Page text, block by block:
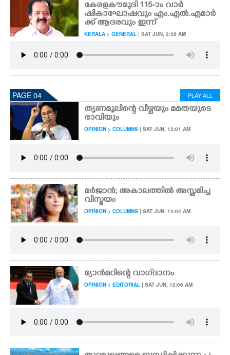
കേരളകൗമുദി 115-ാം വാർ
ഷികാഘോഷവും എം.എൽ.എമാർ
ക്ക് ആദരവും ഇന്ന്
KERALA > GENERAL | SAT JUN, 2:38 AM
PAGE 04 PLAY ALL
തൃണമൂലിന്റെ വീഴ്ചയും മമതയുടെ
ഭാവിയും
OPINION > COLUMNS | SAT JUN, 12:01 AM
മർജാൻ; അകാലത്തിൽ അസ്തമിച്ച
വിസ്മയം
OPINION > COLUMNS | SAT JUN, 12:04 AM
മ്യാൻമറിന്റെ വാഗ്‌ദാനം
OPINION > EDITORIAL | SAT JUN, 12:06 AM